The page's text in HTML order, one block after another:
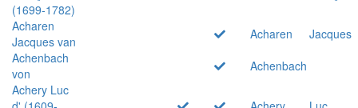
(1699-1782)
Acharen
Jacques van
Acharen
Jacques
Achenbach
von
Achenbach
Achery Luc